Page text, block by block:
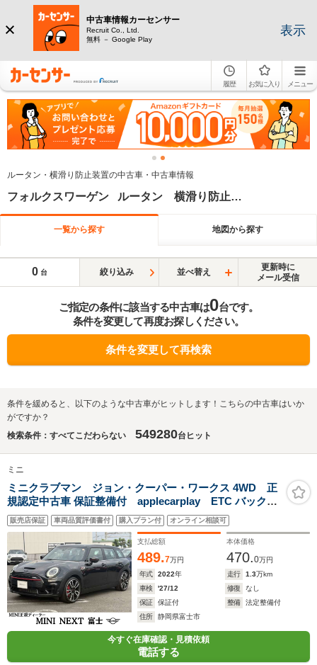
中古車情報カーセンサー
Recruit Co., Ltd.
無料 － Google Play
表示
履歴 お気に入り メニュー
ルータン・横滑り防止装置の中古車・中古車情報
フォルクスワーゲン ルータン 横滑り防止装置
一覧から探す 地図から探す
0 台 絞り込み 並べ替え
更新時に
メール受信
ご指定の条件に該当する中古車は0台です。
条件を変更して再度お探しください。
条件を変更して再検索
条件を緩めると、以下のような中古車がヒットします！こちらの中古車はいか
がですか？
検索条件：すべてこだわらない
549280台ヒット
ミニ
ミニクラブマン ジョン・クーパー・ワークス 4WD 正
規認定中古車 保証整備付 applecarplay ETC バックカ
メラ 衝突軽減ブレーキ アイドリングストップ 障害物ソナ
ー アクティブクルコン LEDライト 純正ホイール
販売店保証 車両品質評価書付 購入プラン付 オンライン相談可
支払総額
489.7万円
本体価格
470.0万円
年式
2022年 走行 1.3万km
車検
'27/12 修復
なし
保証
保証付 整備
法定整備付
住所
静岡県富士市
今すぐ在庫確認・見積依頼
電話する